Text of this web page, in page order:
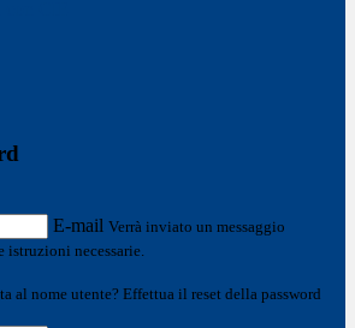
E-mail Verrà inviato un messaggio
necessarie.
al nome utente? Effettua il reset della password